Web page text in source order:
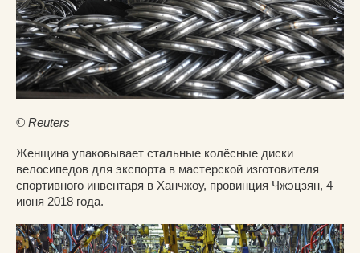
© Reuters
Женщина упаковывает стальные колёсные диски
велосипедов для экспорта в мастерской изготовителя
спортивного инвентаря в Ханчжоу, провинция Чжэцзян, 4
июня 2018 года.